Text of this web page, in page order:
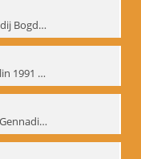
Probeaufnahmen mit Gennadij Bogdanow und Aufnahmen von Biomechanik-Workshop, Berlin 1991, Ausschnitt 2 - Interne Signatur: BM-vid-46_A2
Biomechanik-Workshop, Berlin 1991 und Probeaufnahmen mit Gennadij Bogdanow - Interne Signatur: BM-vid-47
Biomechanik-Workshop mit Gennadij Bogdanow, Berlin 1991 - Interne Signatur: BM-vid-48